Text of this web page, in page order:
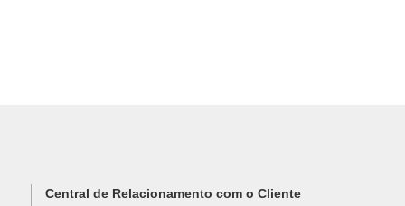
Central de Relacionamento com o Cliente